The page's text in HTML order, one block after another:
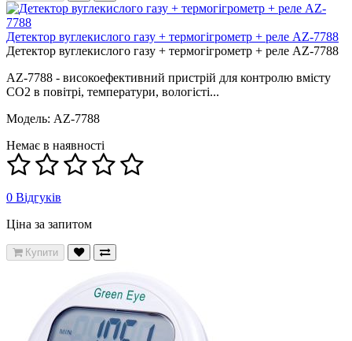
Детектор вуглекислого газу + термогігрометр + реле AZ-7788
Детектор вуглекислого газу + термогігрометр + реле AZ-7788
AZ-7788 - високоефективний пристрій для контролю вмісту
СО2 в повітрі, температури, вологісті...
Модель: AZ-7788
Немає в наявності
0 Відгуків
Ціна за запитом
Купити